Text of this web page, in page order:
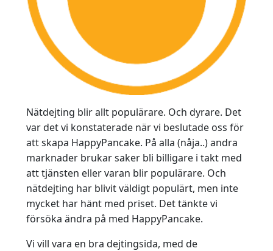
Nätdejting blir allt populärare. Och dyrare. Det
var det vi konstaterade när vi beslutade oss för
att skapa HappyPancake. På alla (nåja..) andra
marknader brukar saker bli billigare i takt med
att tjänsten eller varan blir populärare. Och
nätdejting har blivit väldigt populärt, men inte
mycket har hänt med priset. Det tänkte vi
försöka ändra på med HappyPancake.
Vi vill vara en bra dejtingsida, med de